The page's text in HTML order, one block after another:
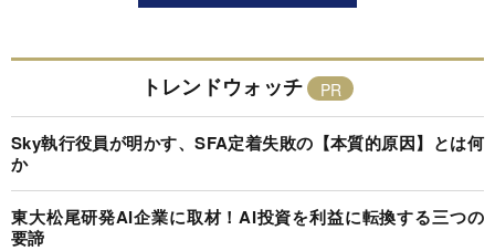
トレンドウォッチ
Sky執行役員が明かす、SFA定着失敗の【本質的原因】とは何
か
東大松尾研発AI企業に取材！AI投資を利益に転換する三つの
要諦